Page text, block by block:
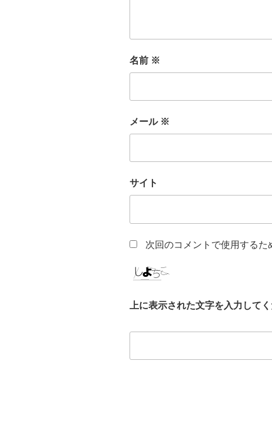
名前 ※
メール ※
サイト
次回のコメントで使用する
上に表示された文字を入力してく